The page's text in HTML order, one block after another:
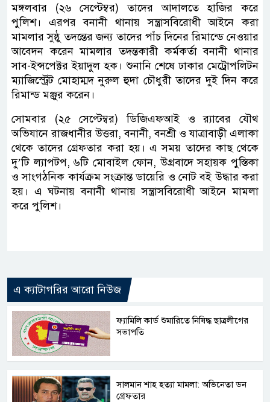
মঙ্গলবার (২৬ সেপ্টেম্বর) তাদের আদালতে হাজির করে
পুলিশ। এরপর বনানী থানায় সন্ত্রাসবিরোধী আইনে করা
মামলার সুষ্ঠু তদন্তের জন্য তাদের পাঁচ দিনের রিমান্ডে নেওয়ার
আবেদন করেন মামলার তদন্তকারী কর্মকর্তা বনানী থানার
সাব-ইন্সপেক্টর ইয়াদুল হক। শুনানি শেষে ঢাকার মেট্রোপলিটন
ম্যাজিস্ট্রেট মোহাম্মদ নুরুল হুদা চৌধুরী তাদের দুই দিন করে
রিমান্ড মঞ্জুর করেন।
সোমবার (২৫ সেপ্টেম্বর) ডিজিএফআই ও র‌্যাবের যৌথ
অভিযানে রাজধানীর উত্তরা, বনানী, বনশ্রী ও যাত্রাবাড়ী এলাকা
থেকে তাদের গ্রেফতার করা হয়। এ সময় তাদের কাছ থেকে
দু’টি ল্যাপটপ, ৬টি মোবাইল ফোন, উগ্রবাদে সহায়ক পুস্তিকা
ও সাংগঠনিক কার্যক্রম সংক্রান্ত ডায়েরি ও নোট বই উদ্ধার করা
হয়। এ ঘটনায় বনানী থানায় সন্ত্রাসবিরোধী আইনে মামলা
করে পুলিশ।
এ ক্যাটাগরির আরো নিউজ
ফ্যামিলি কার্ড শুমারিতে নিষিদ্ধ ছাত্রলীগের
সভাপতি
সালমান শাহ হত্যা মামলা: অভিনেতা ডন
গ্রেফতার